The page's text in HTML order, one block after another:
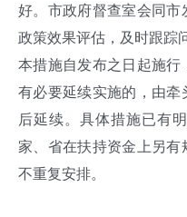
好。市政府督查室会同市
政策效果评估，及时跟踪
本措施自发布之日起施行
有必要延续实施的，由牵
后延续。具体措施已有
家、省在扶持资金上另有
不重复安排。